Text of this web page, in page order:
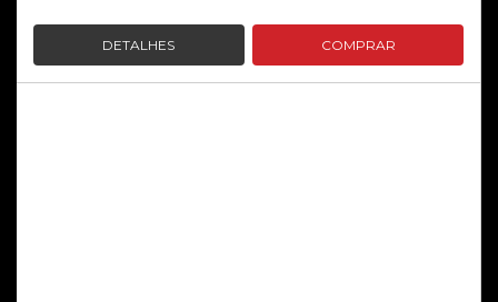
DETALHES COMPRAR